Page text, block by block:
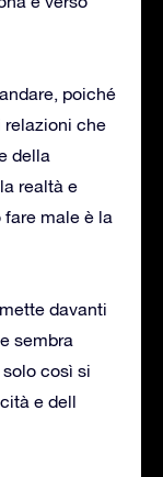
poiché
relazioni che
della
realtà e
male è la
davanti
sembra
così si
e dell